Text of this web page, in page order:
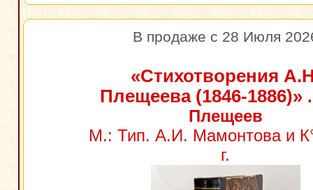
В продаже с 28 Июля
«Стихотворения
Плещеева (1846-1886)»
Плещеев
М.: Тип. А.И. Мамонтова и
г.